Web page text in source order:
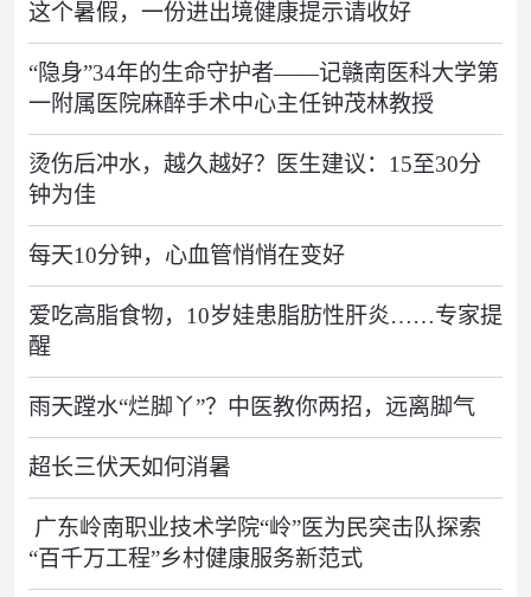
这个暑假，一份进出境健康提示请收好
“隐身”34年的生命守护者——记赣南医科大学第
一附属医院麻醉手术中心主任钟茂林教授
烫伤后冲水，越久越好？医生建议：15至30分
钟为佳
每天10分钟，心血管悄悄在变好
爱吃高脂食物，10岁娃患脂肪性肝炎……专家提
醒
雨天蹚水“烂脚丫”？中医教你两招，远离脚气
超长三伏天如何消暑
“百千万工程”乡村健康服务新范式